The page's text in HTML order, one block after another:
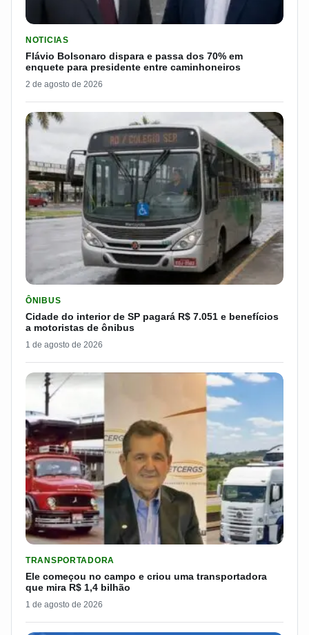
NOTICIAS
Flávio Bolsonaro dispara e passa dos 70% em
enquete para presidente entre caminhoneiros
2 de agosto de 2026
ÔNIBUS
Cidade do interior de SP pagará R$ 7.051 e benefícios
a motoristas de ônibus
1 de agosto de 2026
TRANSPORTADORA
Ele começou no campo e criou uma transportadora
que mira R$ 1,4 bilhão
1 de agosto de 2026